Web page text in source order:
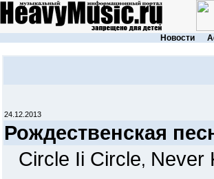
Новости
24.12.2013
Рождественская
Circle Ii Circle, Never